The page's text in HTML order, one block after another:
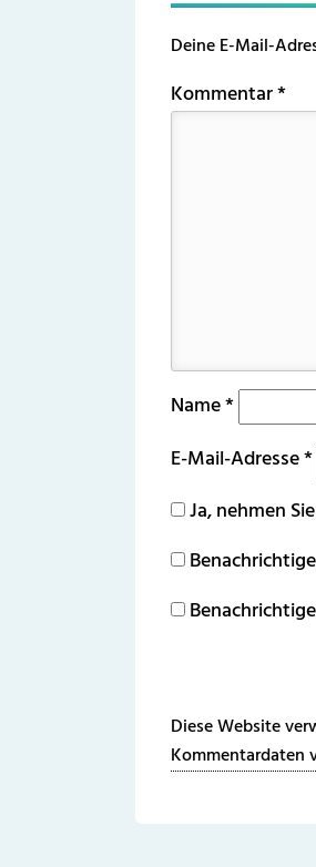
Deine E-Mail-
Kommentar*
Name*
E-Mail-Adresse*
Ja, nehmen
Diese Website
Kommentardaten